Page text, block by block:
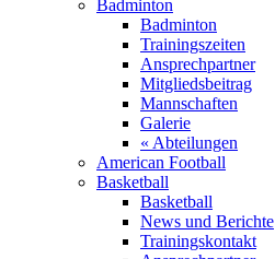
Badminton
Badminton
Trainingszeiten
Ansprechpartner
Mitgliedsbeitrag
Mannschaften
Galerie
« Abteilungen
American Football
Basketball
Basketball
News und Berichte
Trainingskontakt